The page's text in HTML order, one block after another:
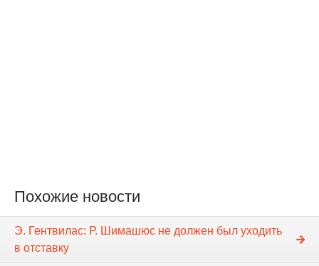
Похожие новости
Э. Гентвилас: Р. Шимашюс не должен был уходить
в отставку